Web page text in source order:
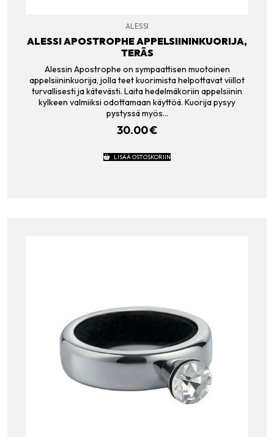
ALESSI
ALESSI APOSTROPHE APPELSIININKUORIJA,
TERÄS
Alessin Apostrophe on sympaattisen muotoinen
appelsiininkuorija, jolla teet kuorimista helpottavat viillot
turvallisesti ja kätevästi. Laita hedelmäkoriin appelsiinin
kylkeen valmiiksi odottamaan käyttöä. Kuorija pysyy
pystyssä myös…
30.00€
LISÄÄ OSTOSKORIIN